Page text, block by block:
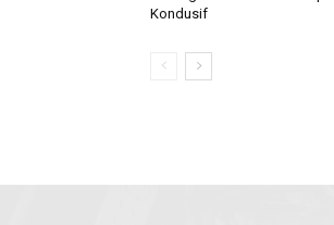
Kondusif